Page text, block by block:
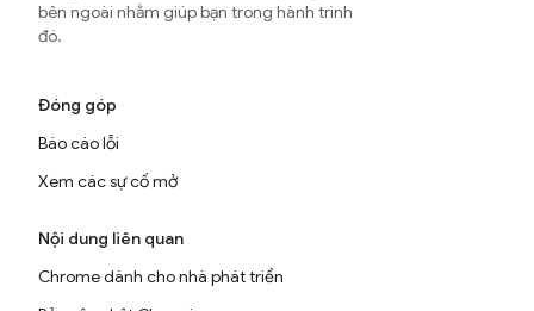
bên ngoài nhằm giúp bạn trong hành trình
đó.
Đóng góp
Báo cáo lỗi
Xem các sự cố mở
Nội dung liên quan
Chrome dành cho nhà phát triển